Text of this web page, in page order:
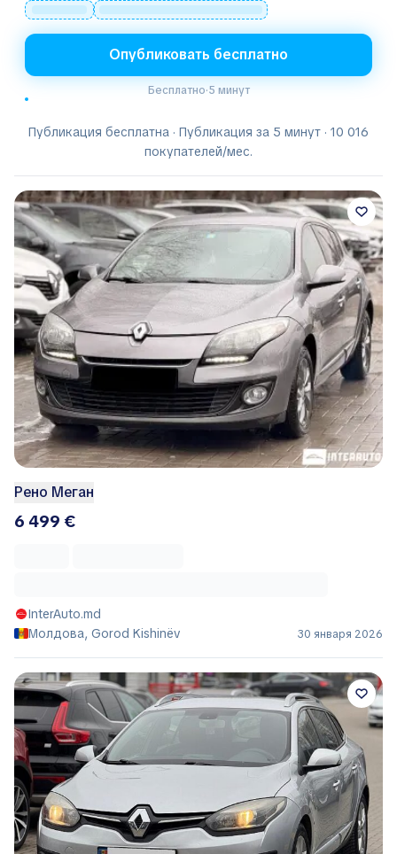
Опубликовать бесплатно
Бесплатно·5 минут
Публикация бесплатна · Публикация за 5 минут · 10 016
покупателей/мес.
Рено Меган
6 499 €
InterAuto.md
Молдова, Gorod Kishinëv
30 января 2026